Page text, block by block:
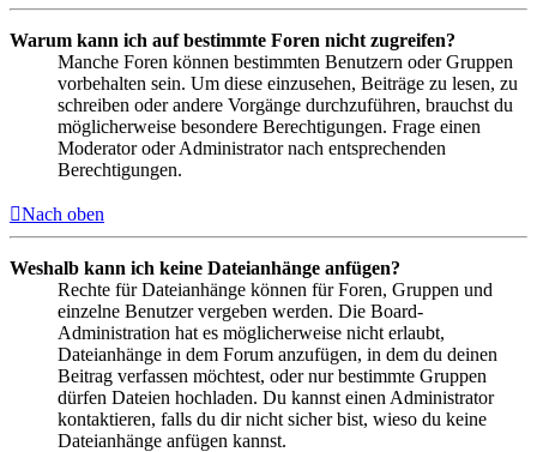
Warum kann ich auf bestimmte Foren nicht zugreifen?
Manche Foren können bestimmten Benutzern oder Gruppen
vorbehalten sein. Um diese einzusehen, Beiträge zu lesen, zu
schreiben oder andere Vorgänge durchzuführen, brauchst du
möglicherweise besondere Berechtigungen. Frage einen
Moderator oder Administrator nach entsprechenden
Berechtigungen.
Nach oben
Weshalb kann ich keine Dateianhänge anfügen?
Rechte für Dateianhänge können für Foren, Gruppen und
einzelne Benutzer vergeben werden. Die Board-
Administration hat es möglicherweise nicht erlaubt,
Dateianhänge in dem Forum anzufügen, in dem du deinen
Beitrag verfassen möchtest, oder nur bestimmte Gruppen
dürfen Dateien hochladen. Du kannst einen Administrator
kontaktieren, falls du dir nicht sicher bist, wieso du keine
Dateianhänge anfügen kannst.